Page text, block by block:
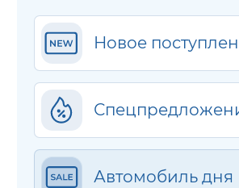
Новое
Автомобиль дня